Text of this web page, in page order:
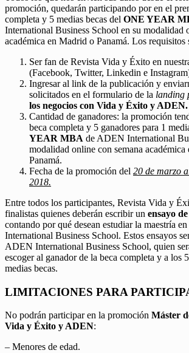
promoción, quedarán participando por en el
completa y 5 medias becas del ONE YEAR
International Business School en su modalidad
académica en Madrid o Panamá. Los requisitos
Ser fan de Revista Vida y Éxito en
(Facebook, Twitter, Linkedin e
Ingresar al link de la publicación y
solicitados en el formulario de la landing
los negocios con Vida y Éxito y ADEN.
Cantidad de ganadores: la promoción
beca completa y 5 ganadores para 1
YEAR MBA de ADEN International
modalidad online con semana
Panamá.
Fecha de la promoción del 20 de marzo
2018.
Entre todos los participantes, Revista Vida y
finalistas quienes deberán escribir un ensayo
contando por qué desean estudiar la maestría
International Business School. Estos ensayos
ADEN International Business School, quien
escoger al ganador de la beca completa y a los
medias becas.
LIMITACIONES PARA
No podrán participar en la promoción Máster
Vida y Éxito y ADEN:
– Menores de edad.